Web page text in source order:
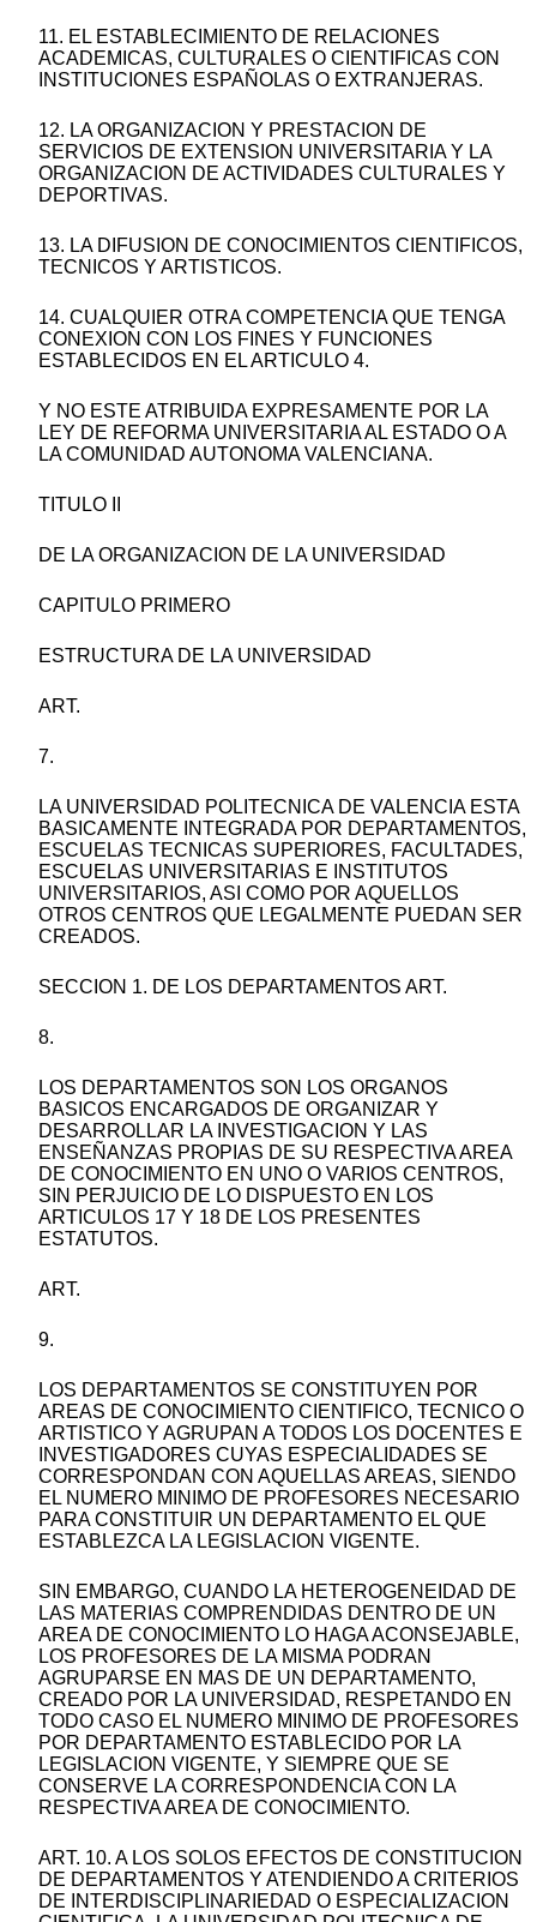
11. EL ESTABLECIMIENTO DE RELACIONES
ACADEMICAS, CULTURALES O CIENTIFICAS CON
INSTITUCIONES ESPAÑOLAS O EXTRANJERAS.
12. LA ORGANIZACION Y PRESTACION DE
SERVICIOS DE EXTENSION UNIVERSITARIA Y LA
ORGANIZACION DE ACTIVIDADES CULTURALES Y
DEPORTIVAS.
13. LA DIFUSION DE CONOCIMIENTOS CIENTIFICOS,
TECNICOS Y ARTISTICOS.
14. CUALQUIER OTRA COMPETENCIA QUE TENGA
CONEXION CON LOS FINES Y FUNCIONES
ESTABLECIDOS EN EL ARTICULO 4.
Y NO ESTE ATRIBUIDA EXPRESAMENTE POR LA
LEY DE REFORMA UNIVERSITARIA AL ESTADO O A
LA COMUNIDAD AUTONOMA VALENCIANA.
TITULO II
DE LA ORGANIZACION DE LA UNIVERSIDAD
CAPITULO PRIMERO
ESTRUCTURA DE LA UNIVERSIDAD
ART.
7.
LA UNIVERSIDAD POLITECNICA DE VALENCIA ESTA
BASICAMENTE INTEGRADA POR DEPARTAMENTOS,
ESCUELAS TECNICAS SUPERIORES, FACULTADES,
ESCUELAS UNIVERSITARIAS E INSTITUTOS
UNIVERSITARIOS, ASI COMO POR AQUELLOS
OTROS CENTROS QUE LEGALMENTE PUEDAN SER
CREADOS.
SECCION 1. DE LOS DEPARTAMENTOS ART.
8.
LOS DEPARTAMENTOS SON LOS ORGANOS
BASICOS ENCARGADOS DE ORGANIZAR Y
DESARROLLAR LA INVESTIGACION Y LAS
ENSEÑANZAS PROPIAS DE SU RESPECTIVA AREA
DE CONOCIMIENTO EN UNO O VARIOS CENTROS,
SIN PERJUICIO DE LO DISPUESTO EN LOS
ARTICULOS 17 Y 18 DE LOS PRESENTES
ESTATUTOS.
ART.
9.
LOS DEPARTAMENTOS SE CONSTITUYEN POR
AREAS DE CONOCIMIENTO CIENTIFICO, TECNICO O
ARTISTICO Y AGRUPAN A TODOS LOS DOCENTES E
INVESTIGADORES CUYAS ESPECIALIDADES SE
CORRESPONDAN CON AQUELLAS AREAS, SIENDO
EL NUMERO MINIMO DE PROFESORES NECESARIO
PARA CONSTITUIR UN DEPARTAMENTO EL QUE
ESTABLEZCA LA LEGISLACION VIGENTE.
SIN EMBARGO, CUANDO LA HETEROGENEIDAD DE
LAS MATERIAS COMPRENDIDAS DENTRO DE UN
AREA DE CONOCIMIENTO LO HAGA ACONSEJABLE,
LOS PROFESORES DE LA MISMA PODRAN
AGRUPARSE EN MAS DE UN DEPARTAMENTO,
CREADO POR LA UNIVERSIDAD, RESPETANDO EN
TODO CASO EL NUMERO MINIMO DE PROFESORES
POR DEPARTAMENTO ESTABLECIDO POR LA
LEGISLACION VIGENTE, Y SIEMPRE QUE SE
CONSERVE LA CORRESPONDENCIA CON LA
RESPECTIVA AREA DE CONOCIMIENTO.
ART. 10. A LOS SOLOS EFECTOS DE CONSTITUCION
DE DEPARTAMENTOS Y ATENDIENDO A CRITERIOS
DE INTERDISCIPLINARIEDAD O ESPECIALIZACION